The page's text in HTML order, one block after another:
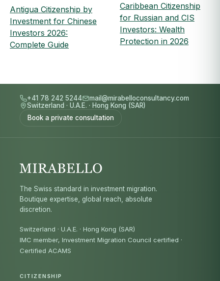
Antigua Citizenship by
Investment for Chinese
Investors 2026:
Complete Guide
Caribbean Citizenship
for Russian and CIS
Investors: Wealth
Protection in 2026
+41 78 242 5244
mail@mirabelloconsultancy.com
Switzerland · U.A.E. · Hong Kong (SAR)
Book a private consultation
The Swiss standard in investment migration.
Boutique expertise, global reach, absolute
discretion.
Switzerland · U.A.E. · Hong Kong (SAR)
IMC member, Investment Migration Council certified ·
Certified ACAMS
CITIZENSHIP